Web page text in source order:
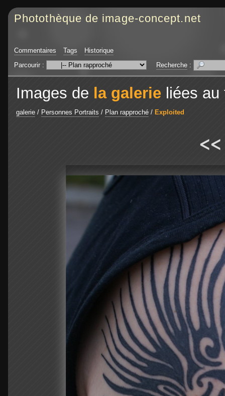
Photothèque de image-concept.net
Commentaires Tags
Historique
Parcourir :
Recherche :
Images de la galerie liées
galerie / Personnes Portraits / Plan rapproché / Exploited
<<